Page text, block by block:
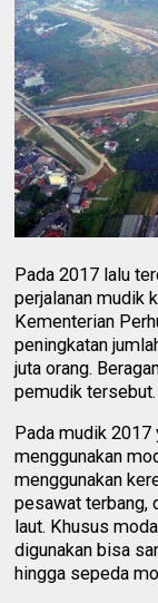
Pada 2017 lalu
perjalanan mudik
Kementerian
peningkatan
juta orang.
pemudik tersebut.
Pada mudik 2017
menggunakan
menggunakan
pesawat terbang,
laut. Khusus
digunakan bisa
hingga sepeda